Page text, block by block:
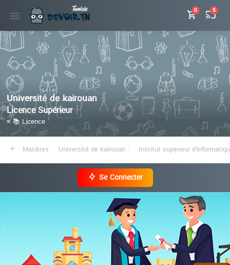
0 5
Université de kairouan
Licence Supérieur
≡ 📚 Licence
Matières Université de kairouan : Institut superieur
Se Connecter